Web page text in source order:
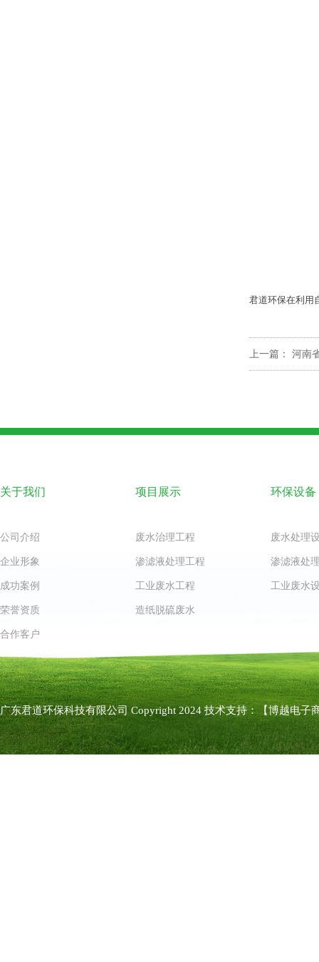
君道环保在利用
上一篇： 河南
关于我们
公司介绍
企业形象
成功案例
荣誉资质
合作客户
项目展示
废水治理工程
渗滤液处理工程
工业废水工程
造纸脱硫废水
环保设备
废水处理
渗滤液处
工业废水
广东君道环保科技有限公司 Copyright 2024 技术支持：【博越电子